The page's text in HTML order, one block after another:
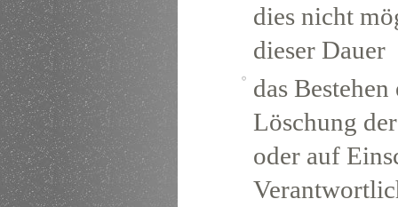
dies nicht
dieser Dauer
das
Löschung
oder auf